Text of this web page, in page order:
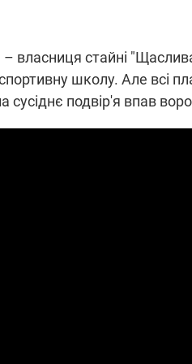
власниця стайні
школу. Але всі
сусіднє подвір'я впав
Частина
областях